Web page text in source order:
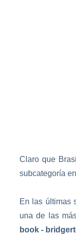
Claro que
subcategoría
En las últimas
una de las
book -